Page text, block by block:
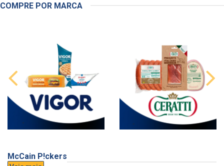
COMPRE POR MARCA
McCain P!ckers